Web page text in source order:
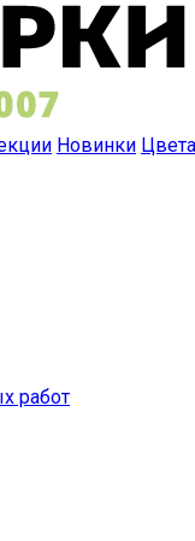
Новинки Цвета
работ